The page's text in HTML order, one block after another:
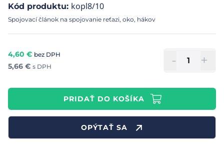
Kód produktu: kopl8/10
Spojovací článok na spojovanie reťazi, oko, hákov
4,60 € bez DPH
5,66 € s DPH - +
PRIDAŤ DO KOŠÍKA
OPÝTAŤ SA